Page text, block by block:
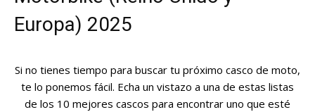
Europa) 2025
Si no tienes tiempo para buscar tu próximo casco de moto,
te lo ponemos fácil. Echa un vistazo a una de estas listas
de los 10 mejores cascos para encontrar uno que esté